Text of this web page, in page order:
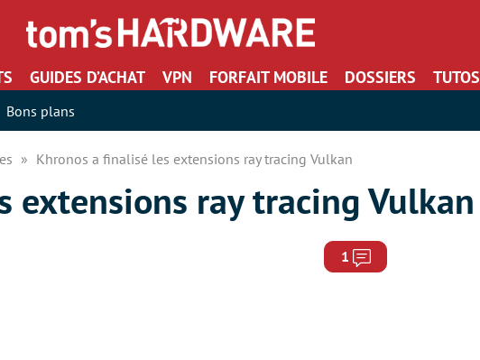
GUIDES D’ACHAT VPN FORFAIT MOBILE DOSSIERS TUTOS
Bons plans
Khronos a finalisé les extensions ray tracing Vulkan
extensions ray tracing Vulkan
1 Commentaires